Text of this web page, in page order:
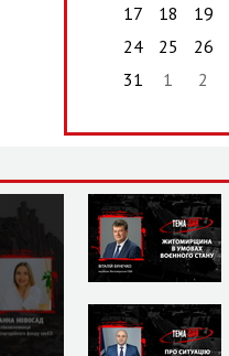
17
18 19
24
25 26
31
1 2